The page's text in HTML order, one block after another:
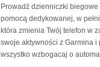
Prowadź dzienniczki
pomocą dedykowanej, w
która zmienia Twój telefon w
swoje aktywności z Garmina
wszystko wzbogacaj o